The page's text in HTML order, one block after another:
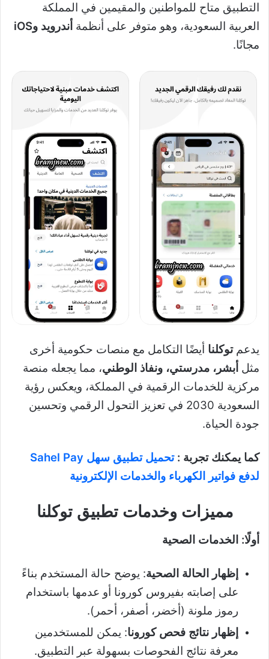
التطبيق متاح للمواطنين والمقيمين في المملكة
العربية السعودية، وهو متوفر على أنظمة أندرويد وiOS
مجانًا.
يدعمتوكلنا أيضًا التكامل مع منصات حكومية أخرى
مثل أبشر، مدرستي، ونفاذ الوطني، مما يجعله منصة
مركزية للخدمات الرقمية في المملكة، ويعكس رؤية
السعودية 2030 في تعزيز التحول الرقمي وتحسين
جودة الحياة.
كما يمكنك تجربة :
تحميل تطبيق سهل Sahel Pay
لدفع فواتير الكهرباء والخدمات الإلكترونية
مميزات وخدمات تطبيق توكلنا
أولًا: الخدمات الصحية
إظهار الحالة الصحية: يوضح حالة المستخدم بناءً
على إصابته بفيروس كورونا أو عدمها باستخدام
رموز ملونة (أخضر، أصفر، أحمر).
إظهار نتائج فحص كورونا: يمكن للمستخدمين
معرفة نتائج الفحوصات بسهولة عبر التطبيق.